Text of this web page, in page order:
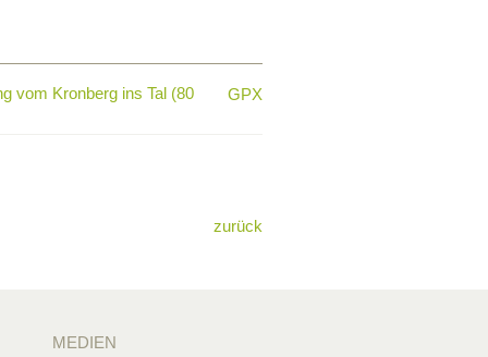
vom Kronberg ins Tal (80
GPX
zurück
MEDIEN